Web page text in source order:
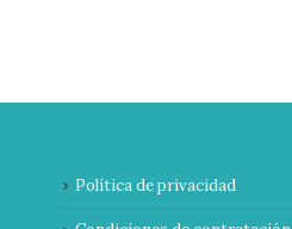
Política de privacidad